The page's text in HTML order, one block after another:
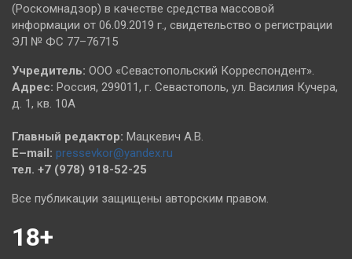
(Роскомнадзор) в качестве средства массовой
информации от 06.09.2019 г., свидетельство о регистрации
ЭЛ № ФС 77–76715
Учредитель: ООО «Севастопольский Корреспондент».
Адрес: Россия, 299011, г. Севастополь, ул. Василия Кучера,
д. 1, кв. 10А
Главный редактор: Мацкевич А.В.
E–mail: pressevkor@yandex.ru
тел. +7 (978) 918-52-25
Все публикации защищены авторским правом.
18+